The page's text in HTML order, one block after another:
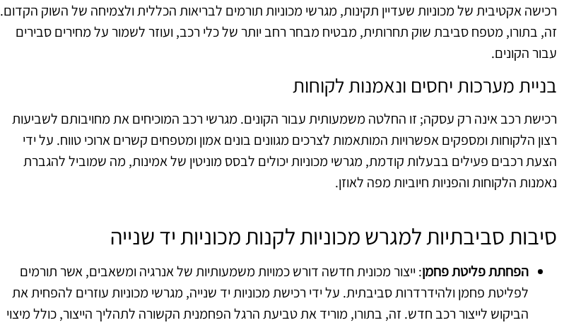
רכישה אקטיבית של מכוניות שעדיין תקינות, מגרשי מכוניות תורמים לבריאות הכללית ולצמיחה של השוק הקדום.
זה, בתורו, מטפח סביבת שוק תחרותית, מבטיח מבחר רחב יותר של כלי רכב, ועוזר לשמור על מחירים סבירים
עבור הקונים.
בניית מערכות יחסים ונאמנות לקוחות
רכישת רכב אינה רק עסקה; זו החלטה משמעותית עבור הקונים. מגרשי רכב המוכיחים את מחויבותם לשביעות
רצון הלקוחות ומספקים אפשרויות המותאמות לצרכים מגוונים בונים אמון ומטפחים קשרים ארוכי טווח. על ידי
הצעת רכבים פעילים בבעלות קודמת, מגרשי מכוניות יכולים לבסס מוניטין של אמינות, מה שמוביל להגברת
נאמנות הלקוחות והפניות חיוביות מפה לאוזן.
סיבות סביבתיות למגרש מכוניות לקנות מכוניות יד שנייה
הפחתת פליטת פחמן: ייצור מכונית חדשה דורש כמויות משמעותיות של אנרגיה ומשאבים, אשר תורמים
לפליטת פחמן ולהידרדרות סביבתית. על ידי רכישת מכוניות יד שנייה, מגרשי מכוניות עוזרים להפחית את
הביקוש לייצור רכב חדש. זה, בתורו, מוריד את טביעת הרגל הפחמנית הקשורה לתהליך הייצור, כולל מיצוי